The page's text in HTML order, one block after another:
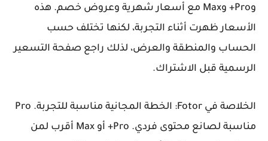
وPro+ وMax مع أسعار شهرية وعروض خصم. هذه
الأسعار ظهرت أثناء التجربة، لكنها تختلف حسب
الحساب والمنطقة والعرض، لذلك راجع صفحة التسعير
الرسمية قبل الاشتراك.
الخلاصة في Fotor:
الخطة المجانية مناسبة للتجربة. Pro
مناسبة لصانع محتوى فردي. Pro+ أو Max أقرب لمن